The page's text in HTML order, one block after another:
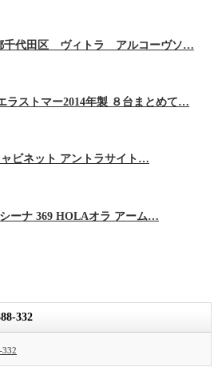
千代田区 ヴィトラ アルコーヴソ…
ラストマー2014年製 ８台まとめて…
ビネット アントラサイト…
ーナ 369 HOLAオラ アーム…
332